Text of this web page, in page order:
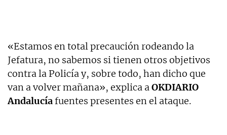
«Estamos en total precaución rodeando la
Jefatura, no sabemos si tienen otros objetivos
contra la Policía y, sobre todo, han dicho que
van a volver mañana», explica aOKDIARIO
Andalucíafuentes presentes en el ataque.